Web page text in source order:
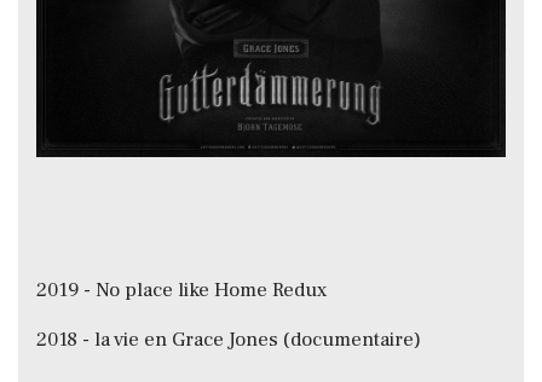
2019 - No place like Home Redux
2018 - la vie en Grace Jones (documentaire)